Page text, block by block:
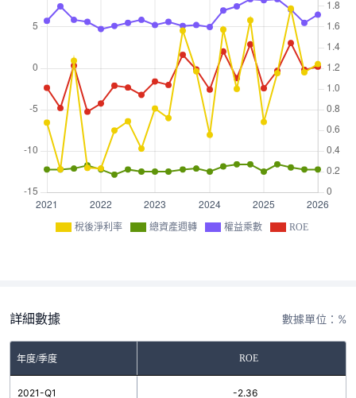
稅後淨利率 總資產週轉 權益乘數 ROE
詳細數據 數據單位：%
年度/季度 ROE
2021-Q1 -2.36